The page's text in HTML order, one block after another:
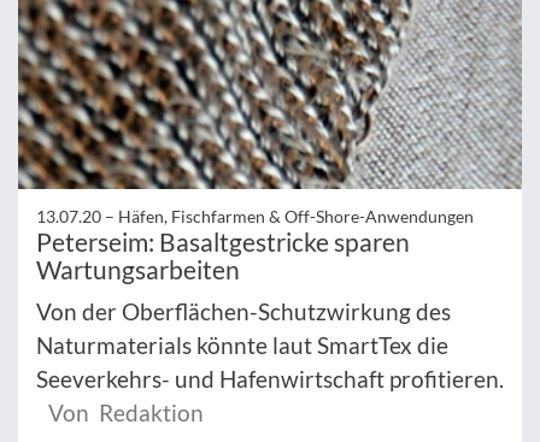
13.07.20 – Häfen, Fischfarmen & Off-Shore-Anwendungen
Peterseim: Basaltgestricke sparen
Wartungsarbeiten
Von der Oberflächen-Schutzwirkung des
Naturmaterials könnte laut SmartTex die
Seeverkehrs- und Hafenwirtschaft profitieren.
Von Redaktion